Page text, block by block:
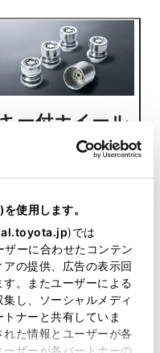
使用します。
)では
ーに合わせたコンテン
の提供、広告の表示回
。またユーザーによる
し、ソーシャルメディ
ナーと共有していま
た情報とユーザーが各
ザーが各パートナーの
キー付ホイール
ナット（単品装
着の場合）
スキューマン
（ハンマー＆